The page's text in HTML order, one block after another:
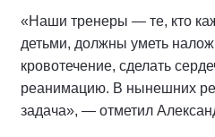
«Наши тренеры — те, кто
детьми, должны уметь
кровотечение, сделать
реанимацию. В нынешних
задача», — отметил